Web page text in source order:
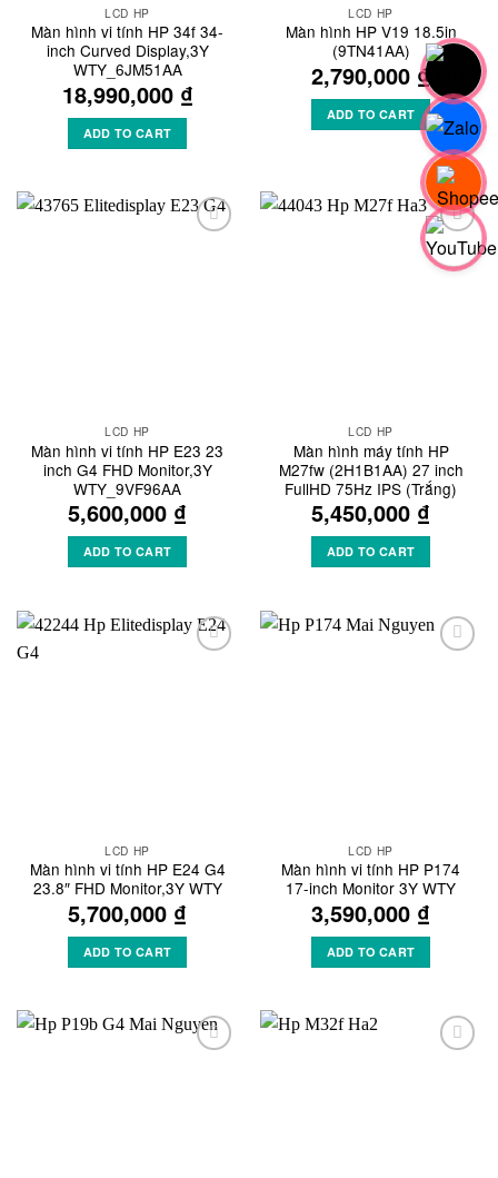
LCD HP
Màn hình vi tính HP 34f 34-
inch Curved Display,3Y
WTY_6JM51AA
18,990,000 ₫
ADD TO CART
LCD HP
Màn hình HP V19 18.5in
(9TN41AA)
2,790,000 ₫
ADD TO CART
LCD HP
Màn hình vi tính HP E23 23
inch G4 FHD Monitor,3Y
WTY_9VF96AA
5,600,000 ₫
ADD TO CART
Add to
Wishlist
LCD HP
Màn hình máy tính HP
M27fw (2H1B1AA) 27 inch
FullHD 75Hz IPS (Trắng)
5,450,000 ₫
ADD TO CART
LCD HP
Màn hình vi tính HP E24 G4
23.8″ FHD Monitor,3Y WTY
5,700,000 ₫
ADD TO CART
LCD HP
Màn hình vi tính HP P174
17-inch Monitor 3Y WTY
3,590,000 ₫
ADD TO CART